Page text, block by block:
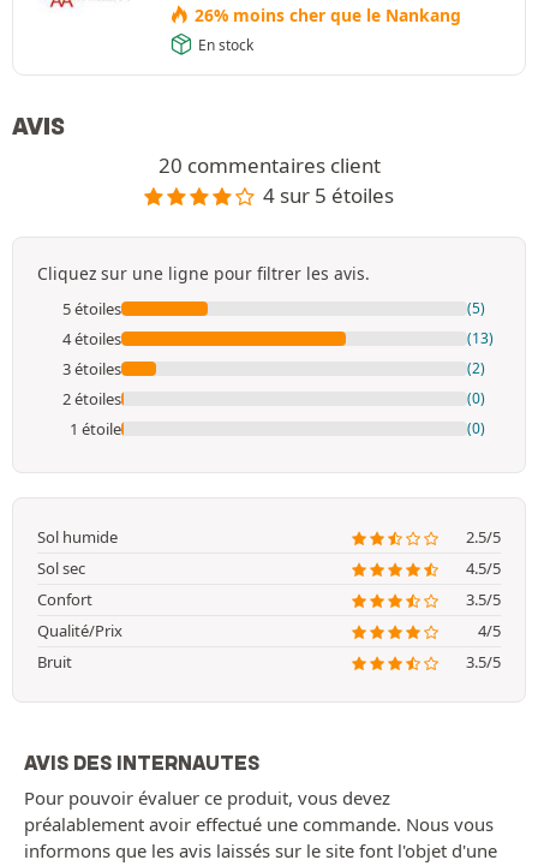
26% moins cher que le Nankang
En stock
AVIS
20 commentaires client
4 sur 5 étoiles
Cliquez sur une ligne pour filtrer les avis.
5 étoiles (5)
4 étoiles (13)
3 étoiles (2)
2 étoiles (0)
1 étoile (0)
Sol humide
2.5/5
Sol sec
4.5/5
Confort
3.5/5
Qualité/Prix
4/5
Bruit
3.5/5
AVIS DES INTERNAUTES
Pour pouvoir évaluer ce produit, vous devez
préalablement avoir effectué une commande. Nous vous
informons que les avis laissés sur le site font l'objet d'une